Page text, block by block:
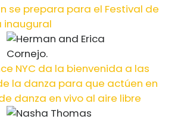
se prepara para el Festival de
inaugural
NYC da la bienvenida a las
la danza para que actúen en
danza en vivo al aire libre